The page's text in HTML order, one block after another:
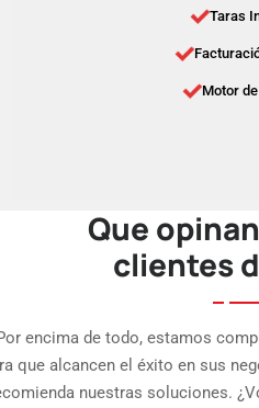
Taras
Motor
Que
clientes
encima de todo, estamos
que alcancen el éxito en sus
nuestras soluciones.